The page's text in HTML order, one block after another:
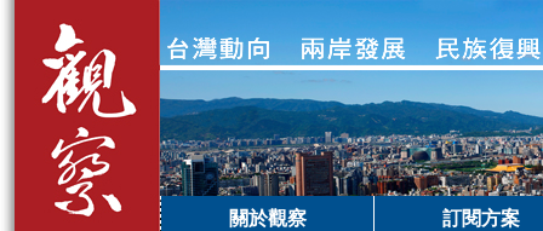
關於觀察 訂閱方案